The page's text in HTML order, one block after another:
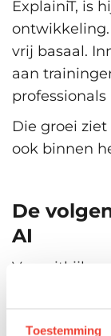
Toestemming
ExplainiT, is
ontwikkeling.
vrij basaal.
aan
Die groei
ook binnen
De
AI